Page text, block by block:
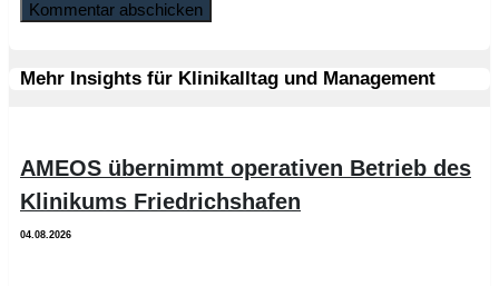
Mehr Insights für Klinikalltag und Management
AMEOS übernimmt operativen Betrieb des
Klinikums Friedrichshafen
04.08.2026